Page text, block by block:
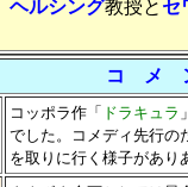
ヘルシング教授と セ
コ メ
コッポラ作「 ドラキュラ
でした。コメディ先行の
を取りに行く様子があり